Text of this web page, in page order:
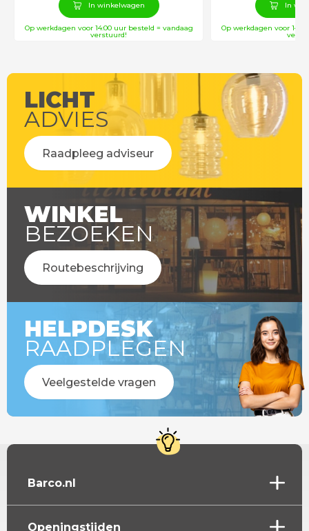
In winkelwagen
Op werkdagen voor 14:00 uur besteld = vandaag
verstuurd!
In
Op werkdagen voor
LICHT
ADVIES
Raadpleeg adviseur
WINKEL
BEZOEKEN
Routebeschrijving
HELPDESK
RAADPLEGEN
Veelgestelde vragen
Barco.nl
Openingstijden